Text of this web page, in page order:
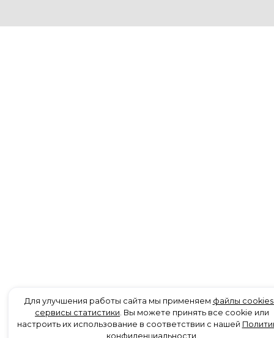
Для улучшения работы сайта мы применяем файлы cookies
сервисы статистики. Вы можете принять все cookie или
настроить их использование в соответствии с нашей
конфиденциальности